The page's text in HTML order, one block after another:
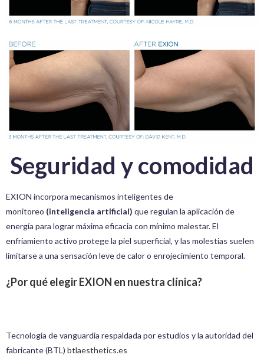
Seguridad y comodidad
EXION incorpora mecanismos inteligentes de
monitoreo (inteligencia artificial) que regulan la aplicación de
energía para lograr máxima eficacia con mínimo malestar. El
enfriamiento activo protege la piel superficial, y las molestias suelen
limitarse a una sensación leve de calor o enrojecimiento temporal.
¿Por qué elegir EXION en nuestra clínica?
Tecnología de vanguardia respaldada por estudios y la autoridad del
fabricante (BTL) btlaesthetics.es